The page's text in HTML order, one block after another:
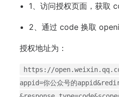
1、访问授权页面，获取
2、通过 code 换取
授权地址为：
https://
appid=你公众号的